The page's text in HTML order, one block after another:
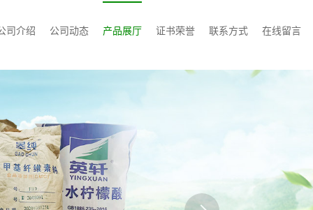
司介绍 公司动态 产品展厅 证书荣誉 联系方式 在线留言